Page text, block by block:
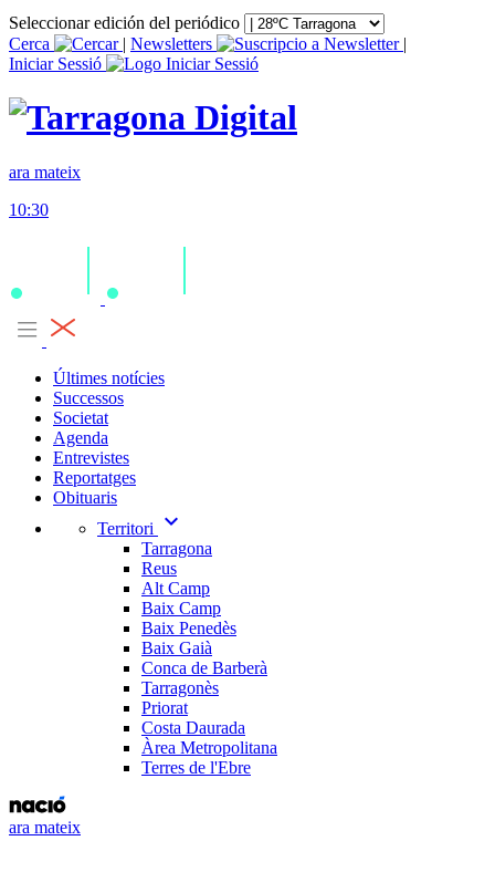
Seleccionar edición del periódico
Cerca
| Newsletters
|
Iniciar Sessió
ara mateix
10:30
Últimes notícies
Successos
Societat
Agenda
Entrevistes
Reportatges
Obituaris
Territori
expand_more
Tarragona
Reus
Alt Camp
Baix Camp
Baix Penedès
Baix Gaià
Conca de Barberà
Tarragonès
Priorat
Costa Daurada
Àrea Metropolitana
Terres de l'Ebre
ara mateix